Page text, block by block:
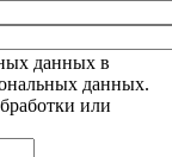
данных в
данных.
или